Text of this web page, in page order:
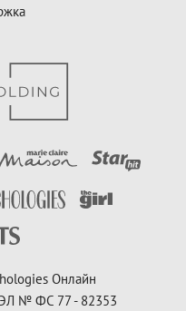
Онлайн
№ ФС 77 - 82353